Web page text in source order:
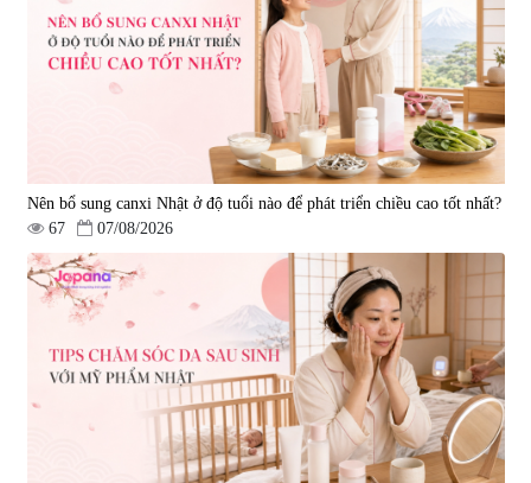
Nên bổ sung canxi Nhật ở độ tuổi nào để phát triển chiều cao tốt nhất?
67
07/08/2026